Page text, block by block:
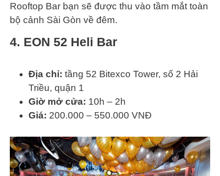
Rooftop Bar bạn sẽ được thu vào tầm mắt toàn
bộ cảnh Sài Gòn về đêm.
4. EON 52 Heli Bar
Địa chỉ: tầng 52 Bitexco Tower, số 2 Hải
Triều, quận 1
Giờ mở cửa: 10h – 2h
Giá: 200.000 – 550.000 VNĐ